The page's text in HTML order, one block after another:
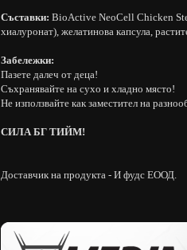
Съставки: BioActive NeoCell Chicken
хиалуронат), желатинова капсула,
Забележки:
Пазете далеч от деца!
Съхранявайте на сухо и хладно място!
Не използвайте как заместител на
СИЛА БГ ТИЙМ!
Доставчик на продукта - И фудс ЕООД.